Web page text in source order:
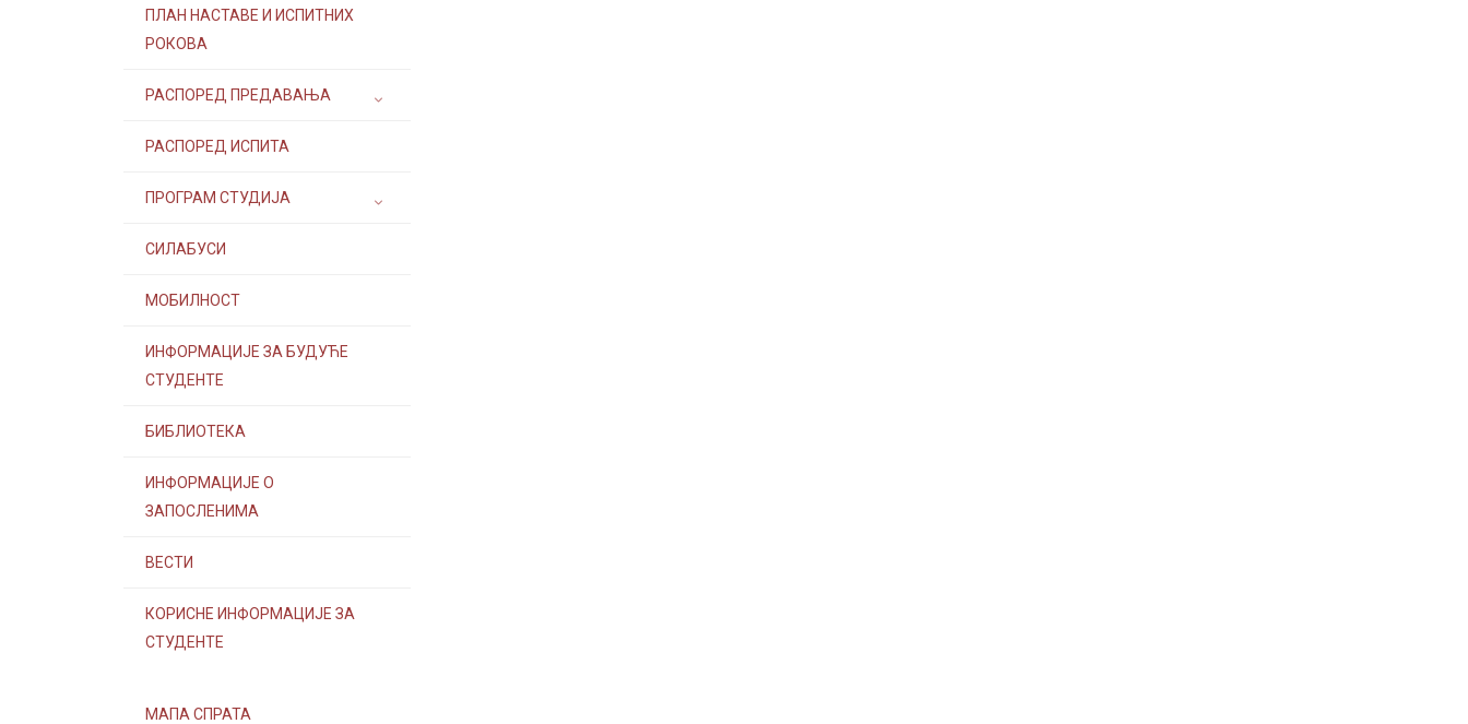
ПЛАН НАСТАВЕ И ИСПИТНИХ
РОКОВА
РАСПОРЕД ПРЕДАВАЊА
РАСПОРЕД ИСПИТА
ПРОГРАМ СТУДИЈА
СИЛАБУСИ
МОБИЛНОСТ
ИНФОРМАЦИЈЕ ЗА БУДУЋЕ
СТУДЕНТЕ
БИБЛИОТЕКА
ИНФОРМАЦИЈЕ О
ЗАПОСЛЕНИМА
ВЕСТИ
КОРИСНЕ ИНФОРМАЦИЈЕ ЗА
СТУДЕНТЕ
МАПА СПРАТА